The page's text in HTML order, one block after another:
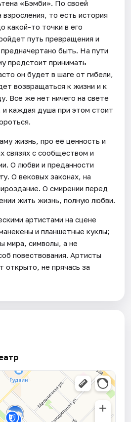
«Бэмби». По своей
то есть история
какой-то точки в его
путь превращения и
быть. На пути
предстоит принимать
он будет в шаге от гибели,
возвращаться к жизни и к
Все же нет ничего на свете
каждая душа при этом стоит
жизнь, про её ценность и
связях с сообществом и
О любви и преданности
О вековых законах, на
О смирении перед
жить жизнь, полную любви.
артистами на сцене
и планшетные куклы;
мира, символы, а не
повествования. Артисты
открыто, не прячась за